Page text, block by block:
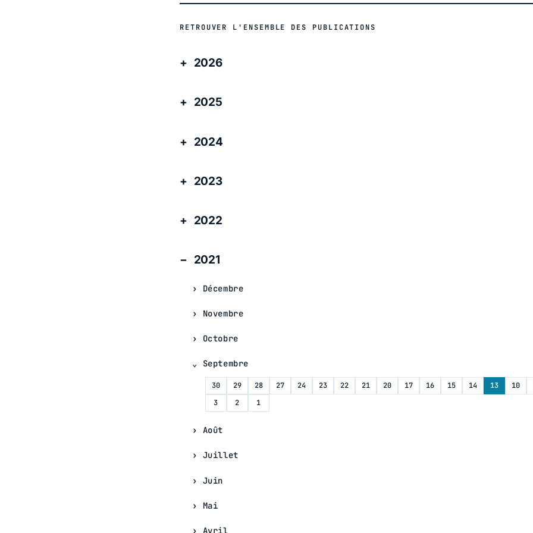
RETROUVER L'ENSEMBLE DES PUBLICATIONS
2026
2025
2024
2023
2022
2021
Décembre
Novembre
Octobre
Septembre
30 29 28 27 24 23 22 21 20 17 16 15 14 13 10
3
2 1
Août
Juillet
Juin
Mai
Avril